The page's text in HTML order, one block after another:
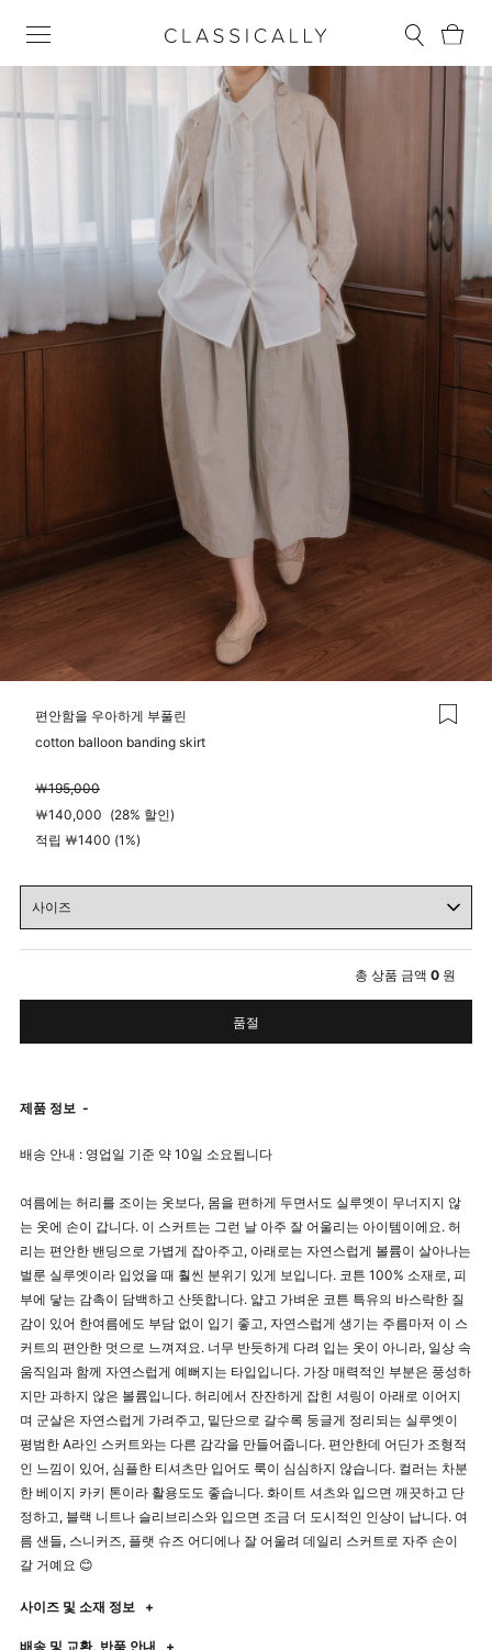
편안함을 우아하게 부풀린
cotton balloon banding skirt
￦195,000
￦140,000 (28% 할인)
적립 ￦1400 (1%)
총 상품 금액 0 원
품절
제품 정보 -
배송 안내 : 영업일 기준 약 10일 소요됩니다
여름에는 허리를 조이는 옷보다, 몸을 편하게 두면서도 실루엣이 무너지지 않
는 옷에 손이 갑니다. 이 스커트는 그런 날 아주 잘 어울리는 아이템이에요. 허
리는 편안한 밴딩으로 가볍게 잡아주고, 아래로는 자연스럽게 볼륨이 살아나는
벌룬 실루엣이라 입었을 때 훨씬 분위기 있게 보입니다. 코튼 100% 소재로, 피
부에 닿는 감촉이 담백하고 산뜻합니다. 얇고 가벼운 코튼 특유의 바스락한 질
감이 있어 한여름에도 부담 없이 입기 좋고, 자연스럽게 생기는 주름마저 이 스
커트의 편안한 멋으로 느껴져요. 너무 반듯하게 다려 입는 옷이 아니라, 일상 속
움직임과 함께 자연스럽게 예뻐지는 타입입니다. 가장 매력적인 부분은 풍성하
지만 과하지 않은 볼륨입니다. 허리에서 잔잔하게 잡힌 셔링이 아래로 이어지
며 군살은 자연스럽게 가려주고, 밑단으로 갈수록 둥글게 정리되는 실루엣이
평범한 A라인 스커트와는 다른 감각을 만들어줍니다. 편안한데 어딘가 조형적
인 느낌이 있어, 심플한 티셔츠만 입어도 룩이 심심하지 않습니다. 컬러는 차분
한 베이지 카키 톤이라 활용도도 좋습니다. 화이트 셔츠와 입으면 깨끗하고 단
정하고, 블랙 니트나 슬리브리스와 입으면 조금 더 도시적인 인상이 납니다. 여
름 샌들, 스니커즈, 플랫 슈즈 어디에나 잘 어울려 데일리 스커트로 자주 손이
갈 거예요 😊
사이즈 및 소재 정보 +
배송 및 교환, 반품 안내 +